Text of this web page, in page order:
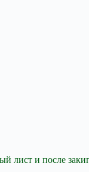
лист и после